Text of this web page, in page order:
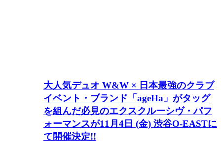
大人気デュオ W&W × 日本最強のクラブ
イベント・ブランド「ageHa」がタッグ
を組んだ必見のエクスクルーシヴ・パフ
ォーマンスが11月4日 (金) 渋谷O-EASTに
て開催決定!!